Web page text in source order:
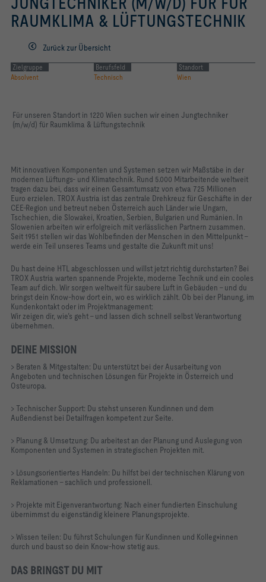
Räumen
RAUMKLIMA & LÜFTUNGSTECHNIK
Zurück zur Übersicht
Zielgruppe
Absolvent
Berufsfeld
Technisch
Standort
Wien
Für unseren Standort in 1220 Wien suchen wir einen Jungtechniker
(m/w/d) für Raumklima & Lüftungstechnik
Mit innovativen Komponenten und Systemen setzen wir Maßstäbe in der
modernen Lüftungs- und Klimatechnik. Rund 5.000 Mitarbeitende weltweit
tragen dazu bei, dass wir einen Gesamtumsatz von etwa 725 Millionen
Euro erzielen. TROX Austria ist das zentrale Drehkreuz für Geschäfte in der
CEE-Region und betreut neben Österreich auch Länder wie Ungarn,
Tschechien, die Slowakei, Kroatien, Serbien, Bulgarien und Rumänien. In
Slowenien arbeiten wir erfolgreich mit verlässlichen Partnern zusammen.
Seit 1951 stellen wir das Wohlbefinden der Menschen in den Mittelpunkt –
werde ein Teil unseres Teams und gestalte die Zukunft mit uns!
Du hast deine HTL abgeschlossen und willst jetzt richtig durchstarten? Bei
TROX Austria warten spannende Projekte, moderne Technik und ein cooles
Team auf dich. Wir sorgen weltweit für saubere Luft in Gebäuden – und du
bringst dein Know-how dort ein, wo es wirklich zählt. Ob bei der Planung, im
Kundenkontakt oder im Projektmanagement:
Wir zeigen dir, wie’s geht – und lassen dich schnell selbst Verantwortung
übernehmen.
DEINE MISSION
> Beraten & Mitgestalten: Du unterstützt bei der Ausarbeitung von
Angeboten und technischen Lösungen für Projekte in Österreich und
Osteuropa.
> Technischer Support: Du stehst unseren Kundinnen und dem
Außendienst bei Detailfragen kompetent zur Seite.
> Planung & Umsetzung: Du arbeitest an der Planung und Auslegung von
Komponenten und Systemen in strategischen Projekten mit.
> Lösungsorientiertes Handeln: Du hilfst bei der technischen Klärung von
Reklamationen – sachlich und professionell.
> Projekte mit Eigenverantwortung: Nach einer fundierten Einschulung
übernimmst du eigenständig kleinere Planungsprojekte.
> Wissen teilen: Du führst Schulungen für Kundinnen und Kolleg*innen
durch und baust so dein Know-how stetig aus.
DAS BRINGST DU MIT